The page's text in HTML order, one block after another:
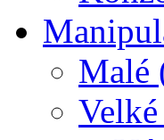
Malé